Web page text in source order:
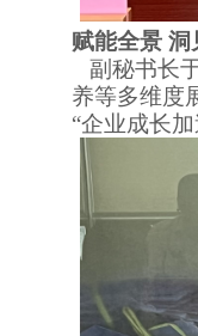
赋能全景 洞
副秘书长
养等多维度
“企业成长